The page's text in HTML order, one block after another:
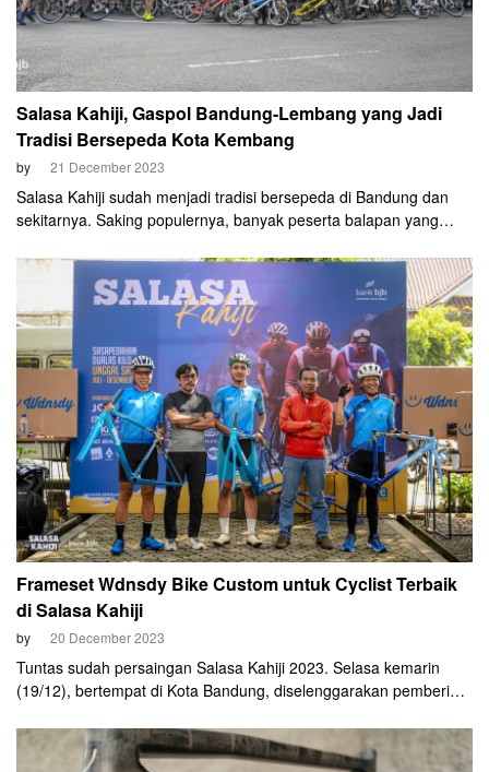
Salasa Kahiji, Gaspol Bandung-Lembang yang Jadi
Tradisi Bersepeda Kota Kembang
by 21 December 2023
Salasa Kahiji sudah menjadi tradisi bersepeda di Bandung dan
sekitarnya. Saking populernya, banyak peserta balapan yang
yang dari Tangerang, Jakarta, Cirebon, Semarang, maupun kota-
kota lain. Konsep yang inklusif, semua orang dan semua jenis
sepeda boleh ikut, membuat Salasa Kahiji kian tahun kian ramai.
Frameset Wdnsdy Bike Custom untuk Cyclist Terbaik
di Salasa Kahiji
by 20 December 2023
Tuntas sudah persaingan Salasa Kahiji 2023. Selasa kemarin
(19/12), bertempat di Kota Bandung, diselenggarakan pemberian
Bandung menuju Lembang itu. Juara tiga kategori paling ketat
dan bergengsi, masing-masing mendapatkan frameset Wdnsdy